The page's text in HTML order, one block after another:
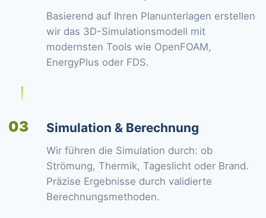
Basierend auf Ihren Planunterlagen erstellen
wir das 3D-Simulationsmodell mit
modernsten Tools wie OpenFOAM,
EnergyPlus oder FDS.
03 Simulation & Berechnung
Wir führen die Simulation durch: ob
Strömung, Thermik, Tageslicht oder Brand.
Präzise Ergebnisse durch validierte
Berechnungsmethoden.